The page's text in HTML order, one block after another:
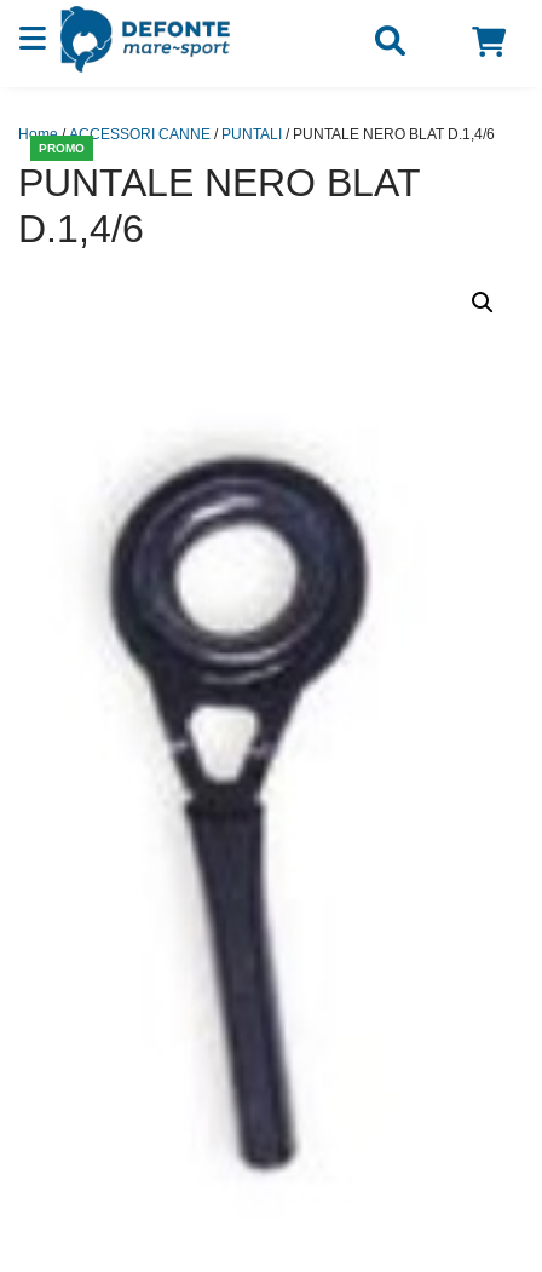
Vai al contenuto
PROMO
Home/ACCESSORI CANNE / PUNTALI / PUNTALE NERO BLAT D.1,4/6
PUNTALE NERO BLAT
D.1,4/6